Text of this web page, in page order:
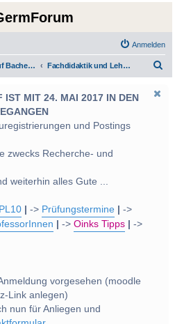
Anmelden
Studienverlauf Bachelor-/Masterstudien sowie UF Deutsch Fachdidaktik und LehrerInnenbildung
IST MIT 24. MAI 2017 IN DEN
und Postings
zwecks Recherche- und
weiterhin alles Gute ...
-> Prüfungstermine
->
->Oinks Tipps
->
vorgesehen (moodle
Link anlegen)
nun für Anliegen und